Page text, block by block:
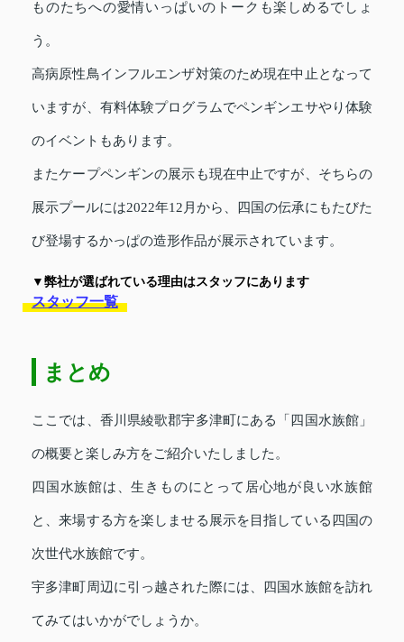
ものたちへの愛情いっぱいのトークも楽しめるでしょ
う。
高病原性鳥インフルエンザ対策のため現在中止となって
いますが、有料体験プログラムでペンギンエサやり体験
のイベントもあります。
またケープペンギンの展示も現在中止ですが、そちらの
展示プールには2022年12月から、四国の伝承にもたびた
び登場するかっぱの造形作品が展示されています。
▼弊社が選ばれている理由はスタッフにあります
スタッフ一覧
まとめ
ここでは、香川県綾歌郡宇多津町にある「四国水族館」
の概要と楽しみ方をご紹介いたしました。
四国水族館は、生きものにとって居心地が良い水族館
と、来場する方を楽しませる展示を目指している四国の
次世代水族館です。
宇多津町周辺に引っ越された際には、四国水族館を訪れ
てみてはいかがでしょうか。